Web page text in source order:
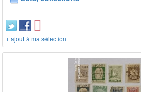
+ ajout à ma sélection